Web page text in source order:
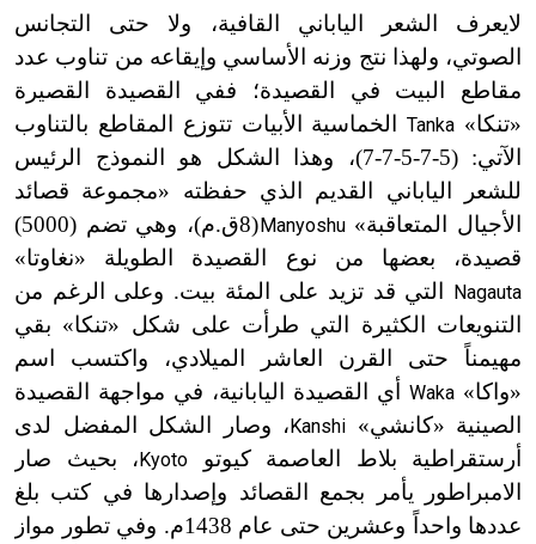
لايعرف الشعر الياباني القافية، ولا حتى التجانس
الصوتي، ولهذا نتج وزنه الأساسي وإيقاعه من تناوب عدد
مقاطع البيت في القصيدة؛ ففي القصيدة القصيرة
«تنكا» Tankaالخماسية الأبيات تتوزع المقاطع بالتناوب
الآتي: (5-7-5-7-7)، وهذا الشكل هو النموذج الرئيس
للشعر الياباني القديم الذي حفظته «مجموعة قصائد
الأجيال المتعاقبة»Manyoshu
(8 ق.
م)، وهي تضم (5000)
قصيدة، بعضها من نوع القصيدة الطويلة «نغاوتا»
Nagauta
التي قد تزيد على المئة بيت. وعلى الرغم من
التنويعات الكثيرة التي طرأت على شكل «تنكا» بقي
مهيمناً حتى القرن العاشر الميلادي، واكتسب اسم
«واكا» Waka أي القصيدة اليابانية، في مواجهة القصيدة
الصينية «كانشي» Kanshi ، وصار الشكل المفضل لدى
أرستقراطية بلاط العاصمة كيوتو Kyoto ، بحيث صار
الامبراطور يأمر بجمع القصائد وإصدارها في كتب بلغ
عددها واحداً وعشرين حتى عام 1438م. وفي تطور مواز